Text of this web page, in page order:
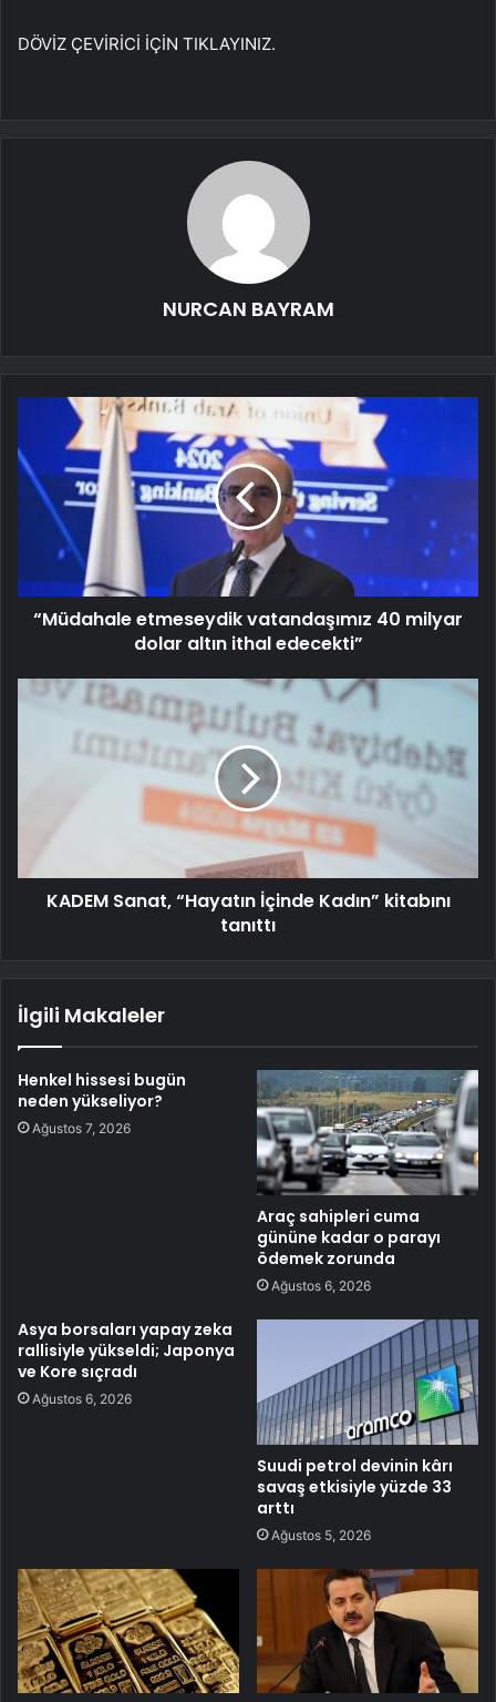
DÖVİZ ÇEVİRİCİ İÇİN TIKLAYINIZ.
NURCAN BAYRAM
“Müdahale etmeseydik vatandaşımız 40 milyar
dolar altın ithal edecekti”
KADEM Sanat, “Hayatın İçinde Kadın” kitabını
tanıttı
İlgili Makaleler
Henkel hissesi bugün
neden yükseliyor?
Ağustos 7, 2026
Araç sahipleri cuma
gününe kadar o parayı
ödemek zorunda
Ağustos 6, 2026
Asya borsaları yapay zeka
rallisiyle yükseldi; Japonya
ve Kore sıçradı
Ağustos 6, 2026
Suudi petrol devinin kârı
savaş etkisiyle yüzde 33
arttı
Ağustos 5, 2026